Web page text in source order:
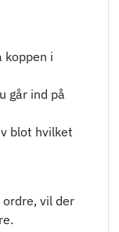
koppen i
går ind på
blot hvilket
vil der